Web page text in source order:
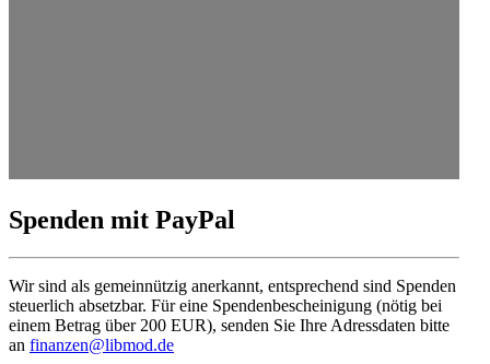
Spenden mit PayPal
Wir sind als gemein­nützig anerkannt, entspre­chend sind Spenden
steuerlich absetzbar. Für eine Spenden­be­schei­nigung (nötig bei
einem Betrag über 200 EUR), senden Sie Ihre Adress­daten bitte
an finanzen@libmod.de